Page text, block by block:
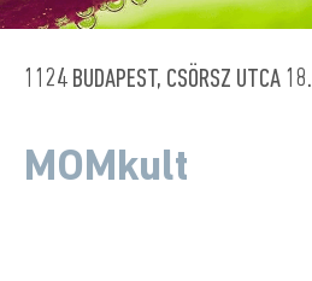
1124 BUDAPEST, CSÖRSZ UTCA 18.
MOMkult